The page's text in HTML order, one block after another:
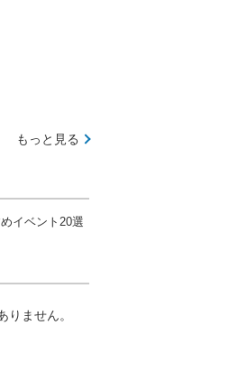
もっと見る
イベント20選
ません。